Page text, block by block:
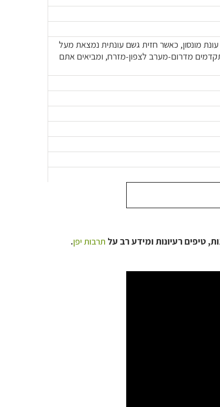
עונת מונסון, כאשר חזית גשם עונתית נמצאת מעל
מדרום-מערב לצפון-מזרח, ומביאים אתם
טיפים רעיונות ומידע רב על תרבות יפן.